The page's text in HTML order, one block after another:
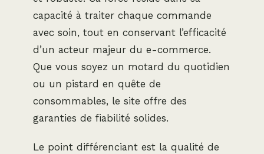
capacité à traiter chaque commande
avec soin, tout en conservant l’efficacité
d’un acteur majeur du e-commerce.
Que vous soyez un motard du quotidien
ou un pistard en quête de
consommables, le site offre des
garanties de fiabilité solides.
Le point différenciant est la qualité de